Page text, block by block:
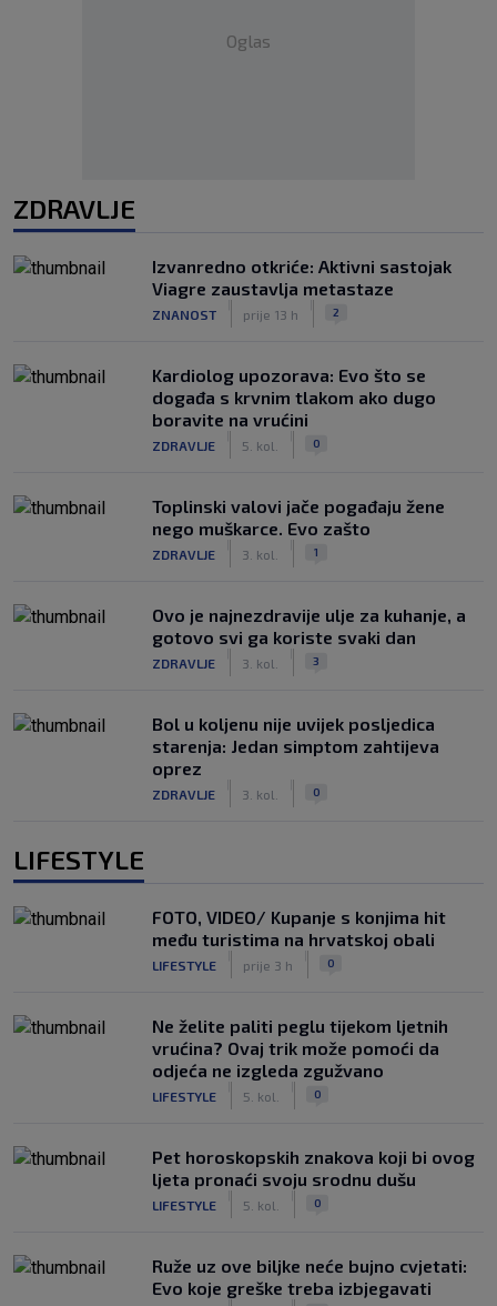
Oglas
ZDRAVLJE
Izvanredno otkriće: Aktivni sastojak
Viagre zaustavlja metastaze
ZNANOST prije 13 h 2
Kardiolog upozorava: Evo što se
događa s krvnim tlakom ako dugo
boravite na vrućini
ZDRAVLJE 5. kol. 0
Toplinski valovi jače pogađaju žene
nego muškarce. Evo zašto
ZDRAVLJE 3. kol. 1
Ovo je najnezdravije ulje za kuhanje, a
gotovo svi ga koriste svaki dan
ZDRAVLJE 3. kol. 3
Bol u koljenu nije uvijek posljedica
starenja: Jedan simptom zahtijeva
oprez
ZDRAVLJE 3. kol. 0
LIFESTYLE
FOTO, VIDEO/ Kupanje s konjima hit
među turistima na hrvatskoj obali
LIFESTYLE prije 3 h 0
Ne želite paliti peglu tijekom ljetnih
vrućina? Ovaj trik može pomoći da
odjeća ne izgleda zgužvano
LIFESTYLE 5. kol. 0
Pet horoskopskih znakova koji bi ovog
ljeta pronaći svoju srodnu dušu
LIFESTYLE 5. kol. 0
Ruže uz ove biljke neće bujno cvjetati:
Evo koje greške treba izbjegavati